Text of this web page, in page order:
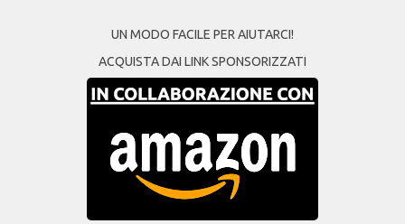
UN MODO FACILE PER AIUTARCI!
ACQUISTA DAI LINK SPONSORIZZATI